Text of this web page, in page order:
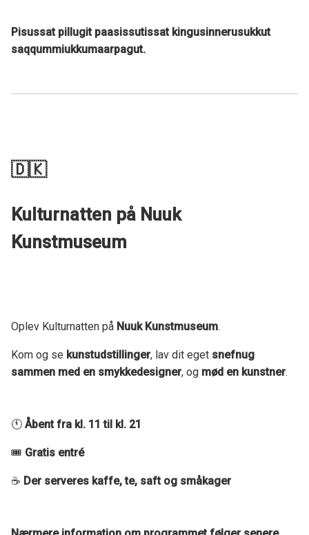
Pisussat pillugit paasissutissat kingusinnerusukkut
saqqummiukkumaarpagut.
🇩🇰
Kulturnatten på Nuuk
Kunstmuseum
Oplev Kulturnatten på Nuuk Kunstmuseum.
Kom og se kunstudstillinger, lav dit eget snefnug
sammen med en smykkedesigner, og mød en kunstner.
🕚 Åbent fra kl. 11 til kl. 21
🎟 Gratis entré
☕ Der serveres kaffe, te, saft og småkager